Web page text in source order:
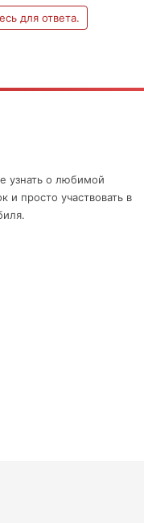
для ответа.
узнать о любимой
и просто участвовать в